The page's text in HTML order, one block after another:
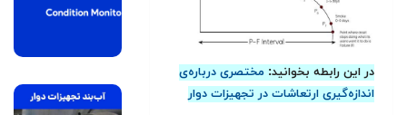
در این رابطه بخوانید: مختصری درباره‌ی
اندازه‌گیری ارتعاشات در تجهیزات دوار